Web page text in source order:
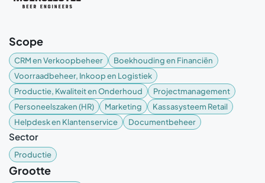
Scope
CRM en Verkoopbeheer
Boekhouding en Financiën
Voorraadbeheer, Inkoop en Logistiek
Productie, Kwaliteit en Onderhoud
Projectmanagement
Personeelszaken (HR)
Marketing
Kassasysteem Retail
Helpdesk en Klantenservice
Documentbeheer
Sector
Productie
Grootte